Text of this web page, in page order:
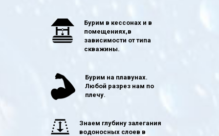
Бурим в кессонах и в
помещениях,в
зависимости от типа
скважины.
Бурим на плавунах.
Любой разрез нам по
плечу.
Знаем глубину залегания
водоносных слоев в